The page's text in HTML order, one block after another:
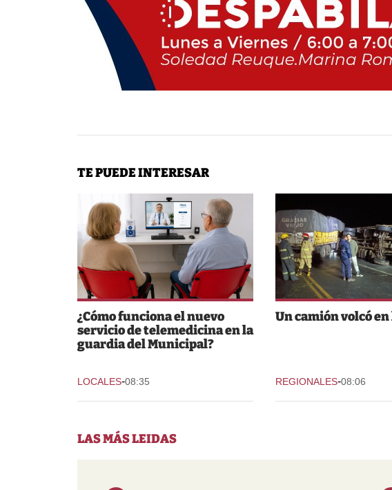
TE PUEDE INTERESAR
¿Cómo funciona el nuevo
servicio de telemedicina en la
guardia del Municipal?
LOCALES-08:35
Un camión volcó
REGIONALES-08:06
LAS MÁS LEIDAS